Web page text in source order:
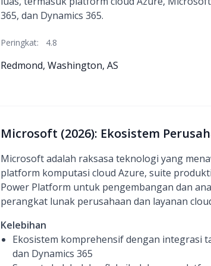
365, dan Dynamics 365.
Peringkat: 4.8
Redmond, Washington, AS
Microsoft (2026): Ekosistem
Microsoft adalah raksasa teknologi yang
platform komputasi cloud Azure, suite
Power Platform untuk pengembangan dan
perangkat lunak perusahaan dan layanan
Kelebihan
Ekosistem komprehensif dengan integrasi
dan Dynamics 365